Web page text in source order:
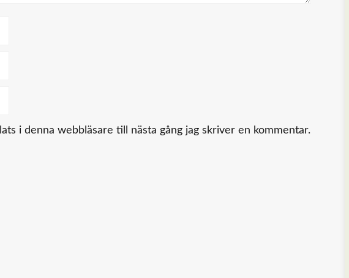
i denna webbläsare till nästa gång jag skriver en kommentar.